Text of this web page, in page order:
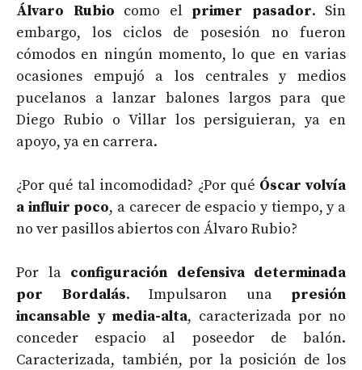
Álvaro Rubio como el primer pasador. Sin
embargo, los ciclos de posesión no fueron
cómodos en ningún momento, lo que en varias
ocasiones empujó a los centrales y medios
pucelanos a lanzar balones largos para que
Diego Rubio o Villar los persiguieran, ya en
apoyo, ya en carrera.
¿Por qué tal incomodidad? ¿Por qué Óscar volvía
a influir poco, a carecer de espacio y tiempo, y a
no ver pasillos abiertos con Álvaro Rubio?
Por la configuración defensiva determinada
por Bordalás. Impulsaron una presión
incansable y media-alta, caracterizada por no
conceder espacio al poseedor de balón.
Caracterizada, también, por la posición de los